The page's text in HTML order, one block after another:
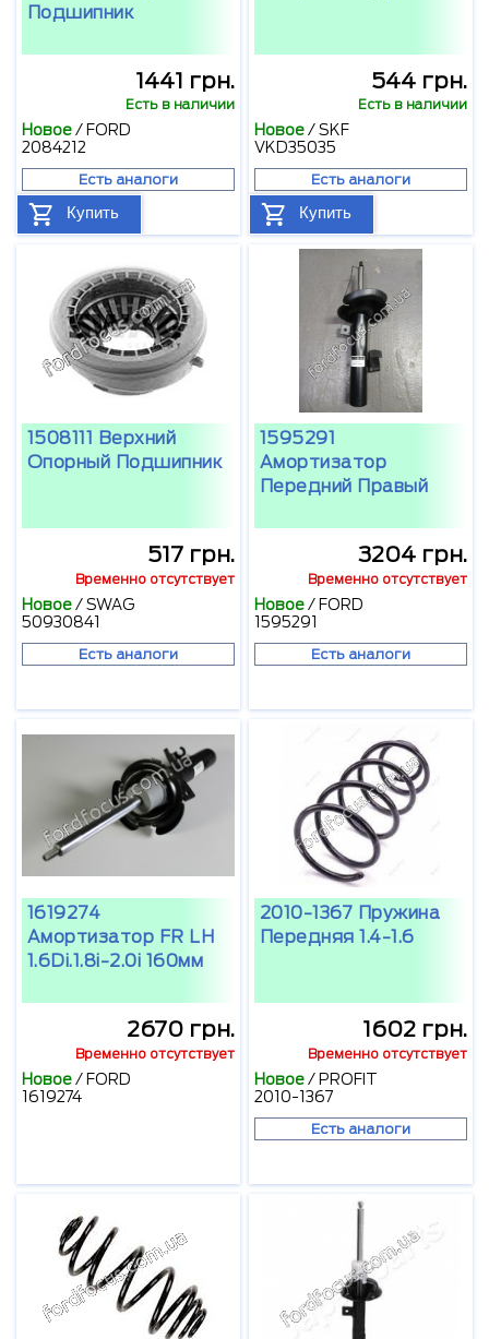
Подшипник
1441 грн.
Есть в наличии
Новое/ FORD
2084212
Есть аналоги
Купить
544 грн.
Есть в наличии
Новое/SKF
VKD35035
Есть аналоги
Купить
1508111 Верхний
Опорный Подшипник
517 грн.
Временно отсутствует
Новое/SWAG
50930841
Есть аналоги
1595291
Амортизатор
Передний Правый
3204 грн.
Временно отсутствует
Новое/ FORD
1595291
Есть аналоги
1619274
Амортизатор FR LH
1.6Di.1.8i-2.0i 160мм
2670 грн.
Временно отсутствует
Новое/ FORD
1619274
2010-1367 Пружина
Передняя 1.4-1.6
1602 грн.
Временно отсутствует
Новое/ PROFIT
2010-1367
Есть аналоги